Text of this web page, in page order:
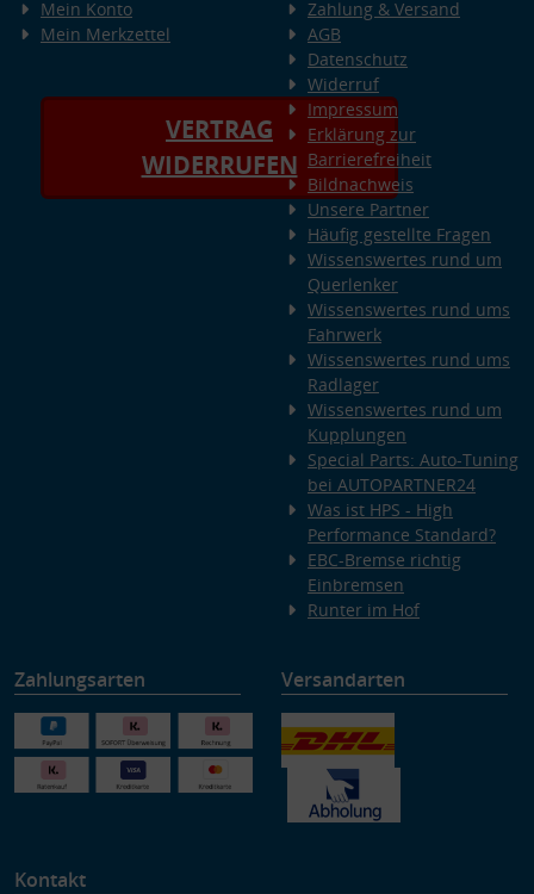
Mein Konto
Mein Merkzettel
VERTRAG
WIDERRUFEN
Zahlung & Versand
AGB
Datenschutz
Widerruf
Impressum
Erklärung zur
Barrierefreiheit
Bildnachweis
Unsere Partner
Häufig gestellte Fragen
Wissenswertes rund um
Querlenker
Wissenswertes rund ums
Fahrwerk
Wissenswertes rund ums
Radlager
Wissenswertes rund um
Kupplungen
Special Parts: Auto-Tuning
bei AUTOPARTNER24
Was ist HPS - High
Performance Standard?
EBC-Bremse richtig
Einbremsen
Runter im Hof
Zahlungsarten Versandarten
Kontakt